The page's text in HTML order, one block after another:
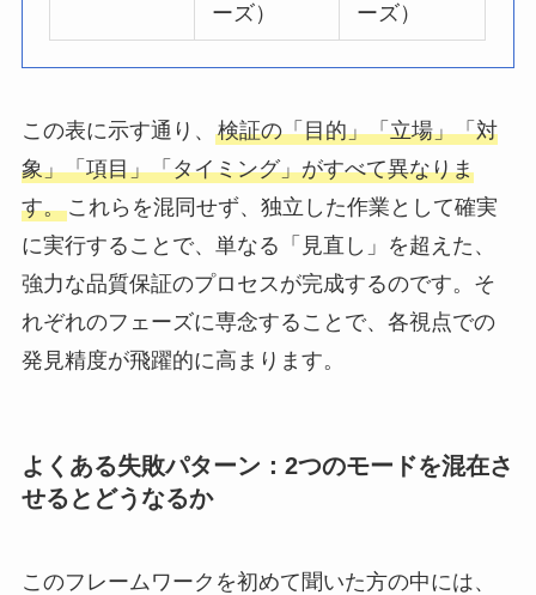
ーズ）
ーズ）
この表に示す通り、 検証の「目的」「立場」「対
象」「項目」「タイミング」がすべて異なりま
す。これらを混同せず、独立した作業として確実
に実行することで、単なる「見直し」を超えた、
強力な品質保証のプロセスが完成するのです。そ
れぞれのフェーズに専念することで、各視点での
発見精度が飛躍的に高まります。
よくある失敗パターン：2つのモードを混在さ
せるとどうなるか
このフレームワークを初めて聞いた方の中には、